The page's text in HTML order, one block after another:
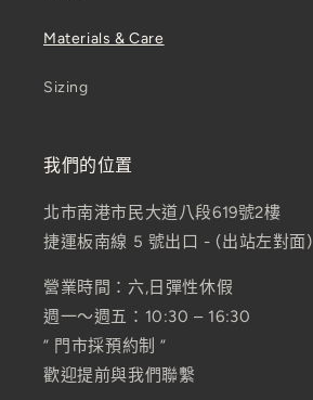
Materials & Care
Sizing
我們的位置
北市南港市民大道八段619號2樓
捷運板南線 5 號出口 - (出站左對面)
營業時間：六,日彈性休假
週一～週五：10:30 – 16:30
” 門市採預約制 ”
歡迎提前與我們聯繫